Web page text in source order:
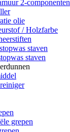
2-componenten
olie
/ Holzfarbe
staven
staven
grepen